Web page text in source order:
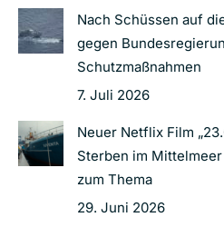
Nach Schüssen auf
gegen
Schutzmaßnahmen
7. Juli 2026
Neuer Netflix Film
Sterben im
zum Thema
29. Juni 2026